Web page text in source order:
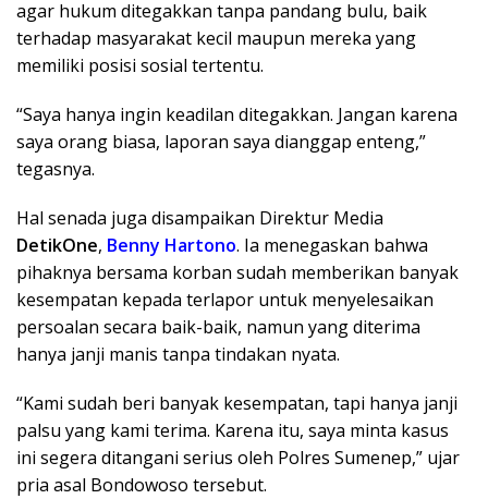
agar hukum ditegakkan tanpa pandang bulu, baik
terhadap masyarakat kecil maupun mereka yang
memiliki posisi sosial tertentu.
“Saya hanya ingin keadilan ditegakkan. Jangan karena
saya orang biasa, laporan saya dianggap enteng,”
tegasnya.
Hal senada juga disampaikan Direktur Media
DetikOne, Benny Hartono. Ia menegaskan bahwa
pihaknya bersama korban sudah memberikan banyak
kesempatan kepada terlapor untuk menyelesaikan
persoalan secara baik-baik, namun yang diterima
hanya janji manis tanpa tindakan nyata.
“Kami sudah beri banyak kesempatan, tapi hanya janji
palsu yang kami terima. Karena itu, saya minta kasus
ini segera ditangani serius oleh Polres Sumenep,” ujar
pria asal Bondowoso tersebut.